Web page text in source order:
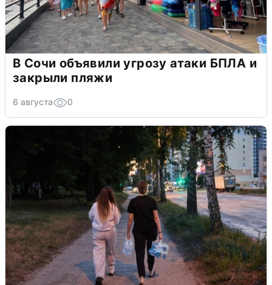
В Сочи объявили угрозу атаки БПЛА и
закрыли пляжи
6 августа 0